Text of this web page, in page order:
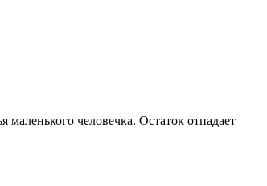
человечка. Остаток отпадает